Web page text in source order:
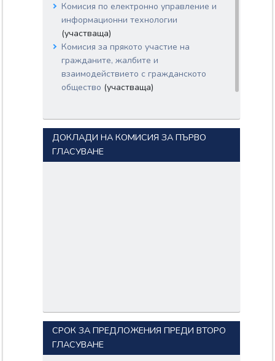
Комисия по електронно управление и
информационни технологии
(участваща)
Комисия за прякото участие на
гражданите, жалбите и
взаимодействието с гражданското
общество (участваща)
ДОКЛАДИ НА КОМИСИЯ ЗА ПЪРВО
ГЛАСУВАНЕ
СРОК ЗА ПРЕДЛОЖЕНИЯ ПРЕДИ ВТОРО
ГЛАСУВАНЕ